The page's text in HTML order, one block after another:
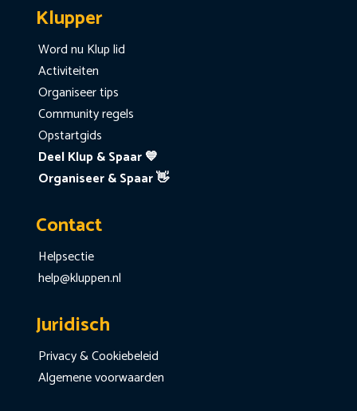
Klupper
Word nu Klup lid
Activiteiten
Organiseer tips
Community regels
Opstartgids
Deel Klup & Spaar 💙
Organiseer & Spaar 👋
Contact
Helpsectie
help@kluppen.nl
Juridisch
Privacy & Cookiebeleid
Algemene voorwaarden